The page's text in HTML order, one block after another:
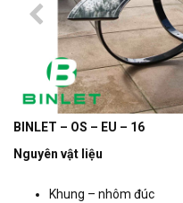
BINLET – OS – EU – 16
Nguyên vật liệu
Khung – nhôm đúc